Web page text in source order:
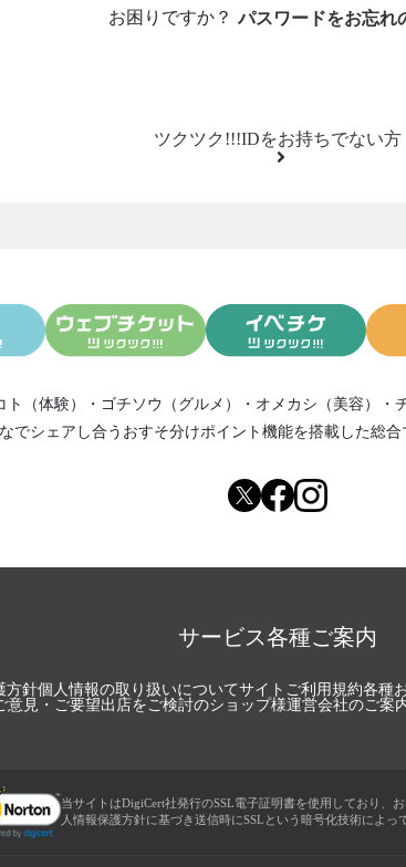
お困りですか？ パスワードをお忘れ
ツクツク!!!IDをお持ちでない方
ト（体験） ・ ゴチソウ（グルメ） ・ オメカシ（美容） ・
でシェアし合う おすそ分けポイント機能を搭載した総合
サービス各種ご案内
方針個人情報の取り扱いについてサイトご利用規約各種
意見・ご要望出店をご検討のショップ様運営会社のご案
当サイトはDigiCert社発行のSSL電子証明書を使用しており、
人情報保護方針に基づき送信時にSSLという暗号化技術によっ